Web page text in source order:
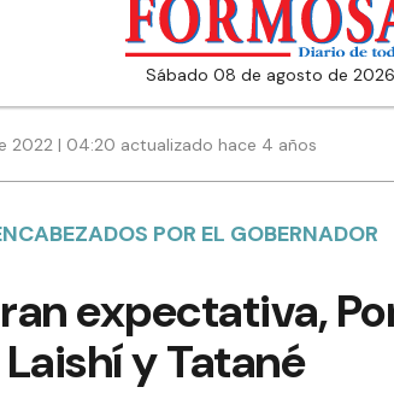
sábado 08 de agosto de 2026
2022 | 04:20 actualizado hace 4 años
POR EL GOBERNADOR
expectativa,
y Tatané